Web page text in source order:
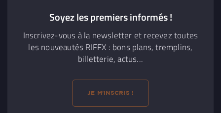
Soyez les premiers informés !
Inscrivez-vous à la newsletter et recevez toutes
les nouveautés RIFFX : bons plans, tremplins,
billetterie, actus...
JE M'INSCRIS !